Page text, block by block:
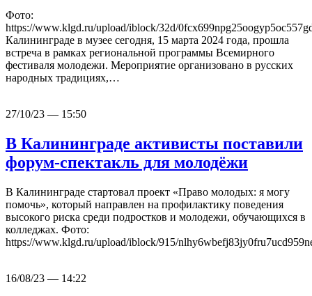
Фото:
https://www.klgd.ru/upload/iblock/32d/
Калининграде в музее сегодня, 15 марта 2024 года, прошла
встреча в рамках региональной программы Всемирного
фестиваля молодежи. Мероприятие организовано в русских
народных традициях,…
27/10/23 — 15:50
В Калининграде активисты поставили
форум-спектакль для молодёжи
В Калининграде стартовал проект «Право молодых: я могу
помочь», который направлен на профилактику поведения
высокого риска среди подростков и молодежи, обучающихся в
колледжах. Фото:
https://www.klgd.ru/upload/iblock/915/
16/08/23 — 14:22